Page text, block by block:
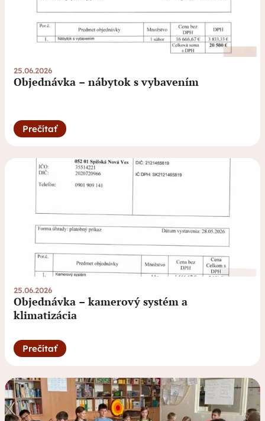
25.06.2026
Objednávka – nábytok s vybavením
Prečítať
25.06.2026
Objednávka – kamerový systém a
klimatizácia
Prečítať